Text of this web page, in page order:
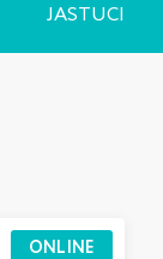
JASTUCI
ONLINE